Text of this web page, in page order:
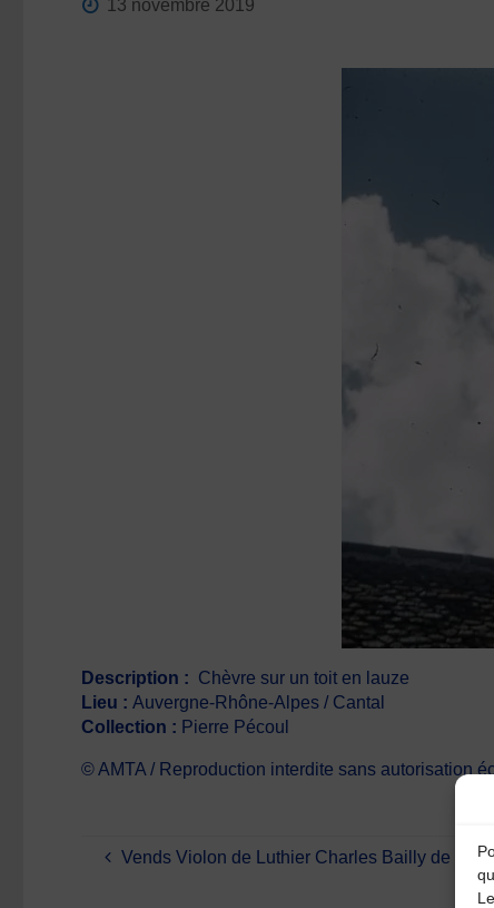
13 novembre 2019
Description : Chèvre sur un toit en lauze
Lieu :Auvergne-Rhône-Alpes / Cantal
Collection : Pierre Pécoul
© AMTA / Reproduction interdite sans autorisation
Vends Violon de Luthier Charles Bailly de